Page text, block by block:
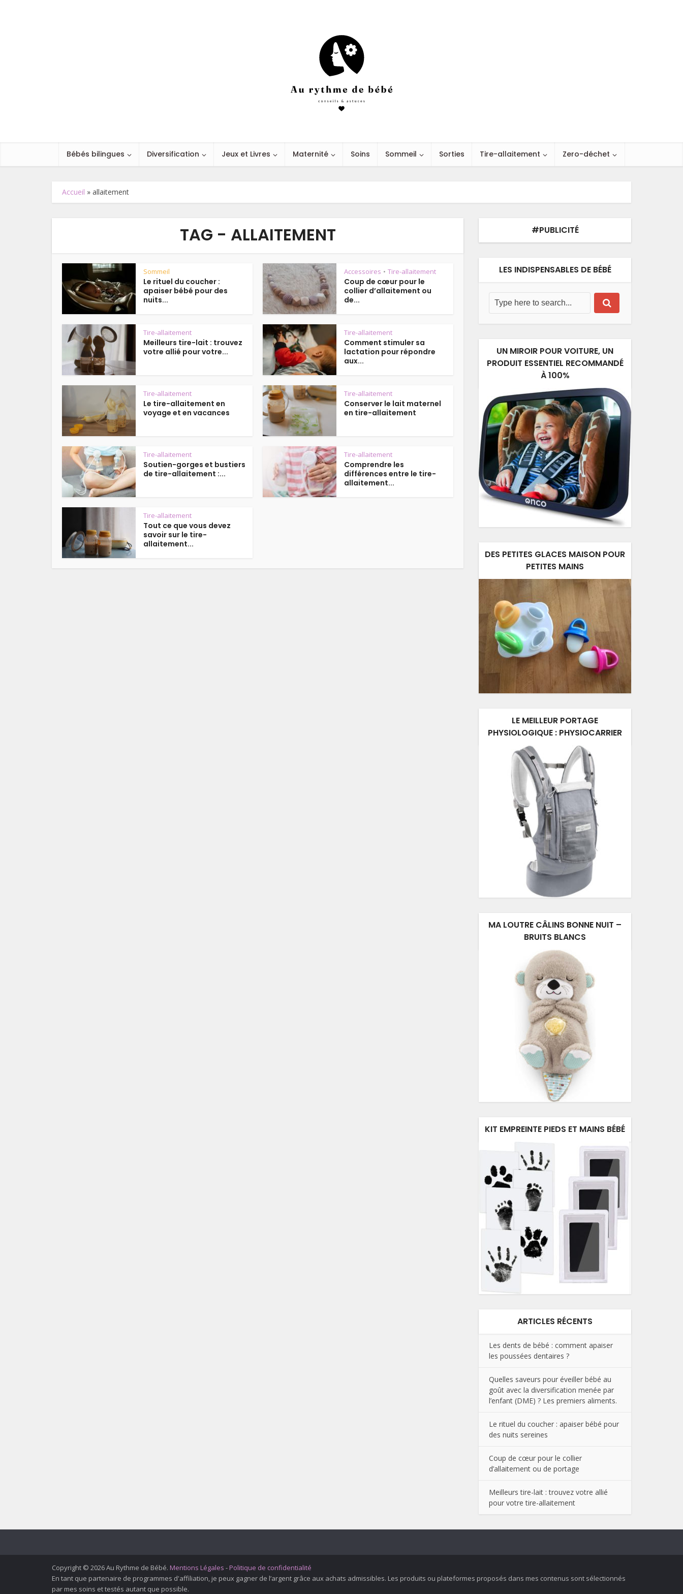
Bébés bilingues Diversification Jeux et Livres Maternité Soins Sommeil Sorties Tire-allaitement Zero-déchet
Accueil » allaitement
TAG - ALLAITEMENT
Sommeil
Le rituel du coucher :
apaiser bébé pour des
nuits...
Accessoires • Tire-allaitement
Coup de cœur pour le
collier d’allaitement ou
de...
Tire-allaitement
Meilleurs tire-lait : trouvez
votre allié pour votre...
Tire-allaitement
Comment stimuler sa
lactation pour répondre
aux...
Tire-allaitement
Le tire-allaitement en
voyage et en vacances
Tire-allaitement
Conserver le lait maternel
en tire-allaitement
Tire-allaitement
Soutien-gorges et bustiers
de tire-allaitement :...
Tire-allaitement
Comprendre les
différences entre le tire-
allaitement...
Tire-allaitement
Tout ce que vous devez
savoir sur le tire-
allaitement...
#PUBLICITÉ
LES INDISPENSABLES DE BÉBÉ
UN MIROIR POUR VOITURE, UN
PRODUIT ESSENTIEL RECOMMANDÉ
À 100%
DES PETITES GLACES MAISON POUR
PETITES MAINS
LE MEILLEUR PORTAGE
PHYSIOLOGIQUE : PHYSIOCARRIER
MA LOUTRE CÂLINS BONNE NUIT –
BRUITS BLANCS
KIT EMPREINTE PIEDS ET MAINS BÉBÉ
ARTICLES RÉCENTS
Les dents de bébé : comment apaiser
les poussées dentaires ?
Quelles saveurs pour éveiller bébé au
goût avec la diversification menée par
l’enfant (DME) ? Les premiers aliments.
Le rituel du coucher : apaiser bébé pour
des nuits sereines
Coup de cœur pour le collier
d’allaitement ou de portage
Meilleurs tire-lait : trouvez votre allié
pour votre tire-allaitement
Copyright © 2026 Au Rythme de Bébé. Mentions Légales - Politique de confidentialité
En tant que partenaire de programmes d'affiliation, je peux gagner de l’argent grâce aux achats admissibles. Les produits ou plateformes proposés dans mes contenus sont sélectionnés
par mes soins et testés autant que possible.